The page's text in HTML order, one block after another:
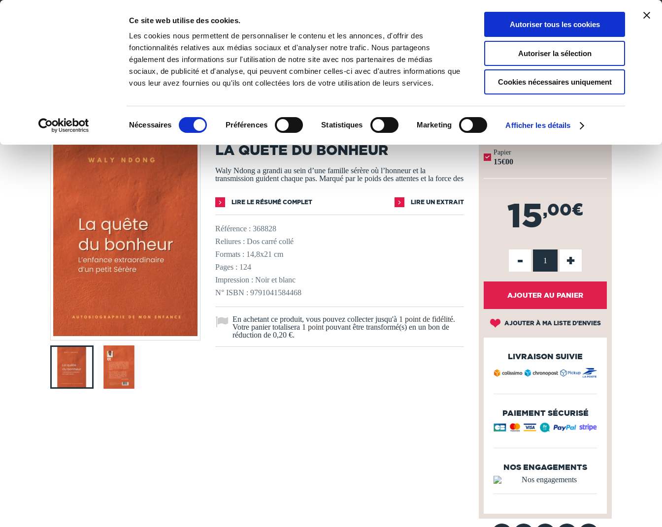
Ce site web utilise des cookies.
Les cookies nous permettent de personnaliser le contenu et les annonces, d'offrir des
fonctionnalités relatives aux médias sociaux et d'analyser notre trafic. Nous partageons
également des informations sur l'utilisation de notre site avec nos partenaires de médias
sociaux, de publicité et d'analyse, qui peuvent combiner celles-ci avec d'autres informations que
vous leur avez fournies ou qu'ils ont collectées lors de votre utilisation de leurs services.
Nécessaires Préférences Statistiques Marketing Afficher les détails
Autoriser tous les cookies
Autoriser la sélection
Cookies nécessaires uniquement
DE LA PAGE BLANCHE... AU BEST SELLER
0
Panier
0
Ma liste
Connexion
PUBLIER UN LIVRE LIBRAIRIE
/ Littérature / Biographie / La quête du bonheur
LES LIVRES SONT IMPRIMÉS À LA DEMANDE - DÉLAI ACTUEL : 3 À 5 JOURS OUVRÉS ⏱️
LA QUÊTE DU BONHEUR
Waly Ndong a grandi au sein d’une famille sérère où l’honneur et la
transmission guident chaque pas. Marqué par le poids des attentes et la force des
LIRE LE RÉSUMÉ COMPLET LIRE UN EXTRAIT
Référence : 368828
Reliures : Dos carré collé
Formats : 14,8x21 cm
Pages : 124
Impression : Noir et blanc
N° ISBN : 9791041584468
En achetant ce produit, vous pouvez collecter jusqu'à 1 point de fidélité.
Votre panier totalisera 1 point pouvant être transformé(s) en un bon de
réduction de 0,20 €.
Papier
15€00
15,00€
- +
AJOUTER AU PANIER
AJOUTER À MA LISTE D'ENVIES
LIVRAISON SUIVIE
PAIEMENT SÉCURISÉ
NOS ENGAGEMENTS